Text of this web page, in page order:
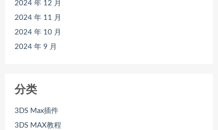
2024 年 12 月
2024 年 11 月
2024 年 10 月
2024 年 9 月
分类
3DS Max插件
3DS MAX教程